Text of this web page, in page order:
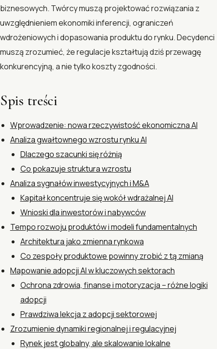
biznesowych. Twórcy muszą projektować rozwiązania z
uwzględnieniem ekonomiki inferencji, ograniczeń
wdrożeniowych i dopasowania produktu do rynku. Decydenci
muszą zrozumieć, że regulacje kształtują dziś przewagę
konkurencyjną, a nie tylko koszty zgodności.
Spis treści
Wprowadzenie: nowa rzeczywistość ekonomiczna AI
Analiza gwałtownego wzrostu rynku AI
Dlaczego szacunki się różnią
Co pokazuje struktura wzrostu
Analiza sygnałów inwestycyjnych i M&A
Kapitał koncentruje się wokół wdrażalnej AI
Wnioski dla inwestorów i nabywców
Tempo rozwoju produktów i modeli fundamentalnych
Architektura jako zmienna rynkowa
Co zespoły produktowe powinny zrobić z tą zmianą
Mapowanie adopcji AI w kluczowych sektorach
Ochrona zdrowia, finanse i motoryzacja – różne logiki
adopcji
Prawdziwa lekcja z adopcji sektorowej
Zrozumienie dynamiki regionalnej i regulacyjnej
Rynek jest globalny, ale skalowanie lokalne